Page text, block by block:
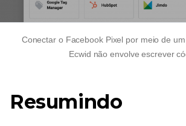
Conectar o Facebook Pixel por meio de
Ecwid não envolve escrever
Resumindo